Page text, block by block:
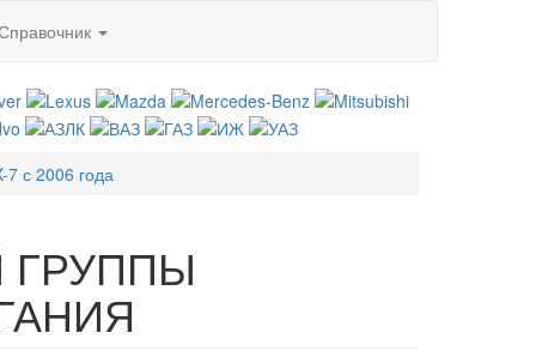
7 с 2006 года
ГРУППЫ